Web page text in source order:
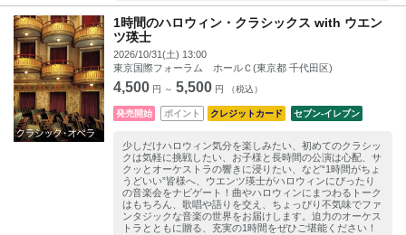
1時間のハロウィン・クラシックス with ウエン
ツ瑛士
2026/10/31(土) 13:00
東京国際フォーラム ホールＣ(東京都 千代田区)
4,500 円 ～ 5,500 円 （税込）
発売開始 ポイント クレジットカード セブン‐イレブン
少しだけハロウィン気分を楽しみたい、初めてのクラシッ
クは気軽に挑戦したい、お子様と長時間の公演は心配、サ
クッとオーケストラの響きに浸りたい、など“1時間がちょ
うどいい”皆様へ、ウエンツ瑛士がハロウィンにぴったり
の音楽会をナビゲート！曲やハロウィンにまつわるトーク
はもちろん、歌唱や語りを交え、ちょっぴり不気味でファ
ンタジックな音楽の世界をお届けします。迫力のオーケス
トラとともに贈る、充実の1時間をぜひご堪能ください！